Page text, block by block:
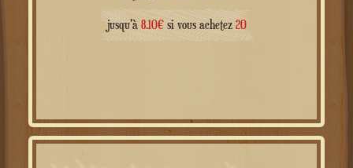
jusqu'à 8.10€si vous achetez 20